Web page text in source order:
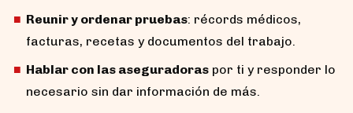
Reunir y ordenar pruebas: récords médicos,
facturas, recetas y documentos del trabajo.
Hablar con las aseguradoras por ti y responder lo
necesario sin dar información de más.